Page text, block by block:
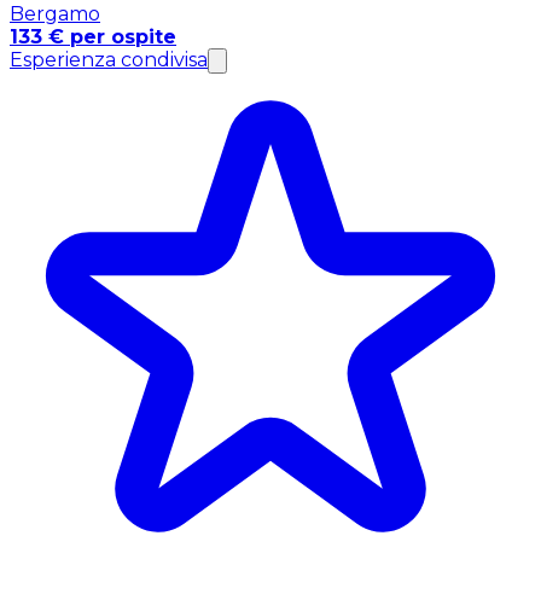
Bergamo
133 € per ospite
Esperienza condivisa